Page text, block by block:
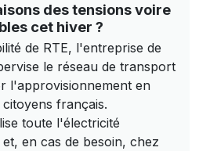
des tensions voire
cet hiver ?
de RTE, l'entreprise de
le réseau de transport
l'approvisionnement en
français.
toute l'électricité
en cas de besoin, chez